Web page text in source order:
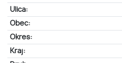
Ulica:
Obec:
Okres:
Kraj: